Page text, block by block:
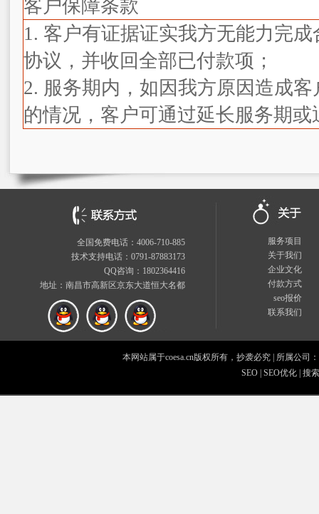
客户保障条款
1. 客户有证据证实我方无能力完
协议，并收回全部已付款项；
2. 服务期内，如因我方原因造成
的情况，客户可通过延长服务期
全国免费电话：4006-710-885
技术支持电话：0791-87883173
QQ咨询：1802364416
地址：南昌市高新区京东大道恒大名都
服务项目
关于我们
企业文化
付款方式
seo报价
联系我们
本网站属于coesa.cn版权所有，抄袭必究|
所属公司
SEO SEO优化 搜